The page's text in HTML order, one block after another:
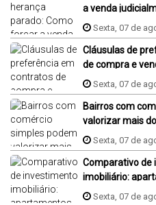
a venda
Sexta, 07 de
Cláusulas de
de compra e
Sexta, 07 de
Bairros com
valorizar mais
Sexta, 07 de
Comparativo de
imobiliário:
Jaraguá do Sul,
Sexta, 07 de